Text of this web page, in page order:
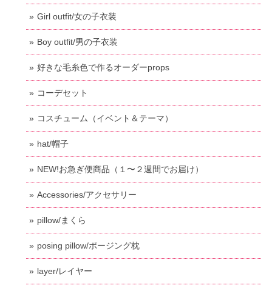
Girl outfit/女の子衣装
Boy outfit/男の子衣装
好きな毛糸色で作るオーダーprops
コーデセット
コスチューム（イベント＆テーマ）
hat/帽子
NEW!お急ぎ便商品（１〜２週間でお届け）
Accessories/アクセサリー
pillow/まくら
posing pillow/ポージング枕
layer/レイヤー